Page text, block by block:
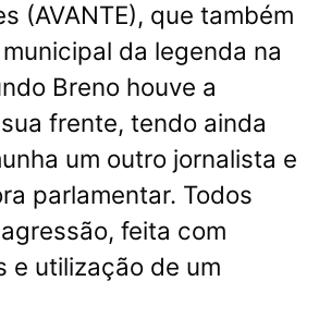
(AVANTE), que também
da legenda na
Breno houve a
frente, tendo ainda
um outro jornalista e
parlamentar. Todos
feita com
e utilização de um